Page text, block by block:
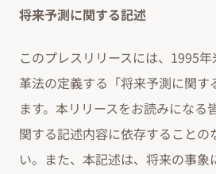
将来予測に関する記述
このプレスリリースには、1995
革法の定義する「将来予測に関す
ます。本リリースをお読みになる
関する記述内容に依存することの
い。また、本記述は、将来の事象